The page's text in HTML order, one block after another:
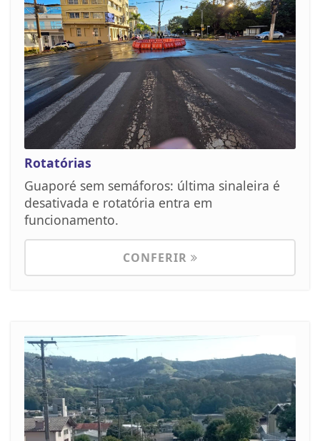
Rotatórias
Guaporé sem semáforos: última sinaleira é
desativada e rotatória entra em
funcionamento.
CONFERIR